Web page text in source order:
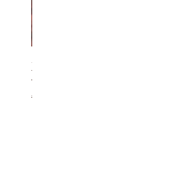
Xtra Drink (hydro/ORS)
Normale prijs
€ 29,95